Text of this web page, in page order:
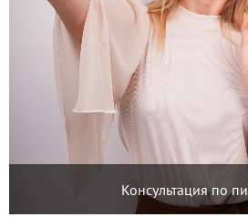
Консультация по